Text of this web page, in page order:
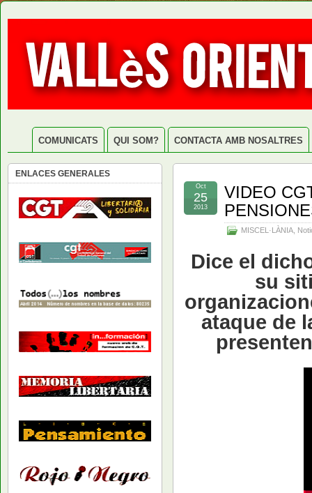
COMUNICATS QUI SOM? CONTACTA AMB NOSALTRES
VIDEO
MISCEL·LÀNIA
Oct
25
2013
Dice el
su
ataque de
ENLACES GENERALES